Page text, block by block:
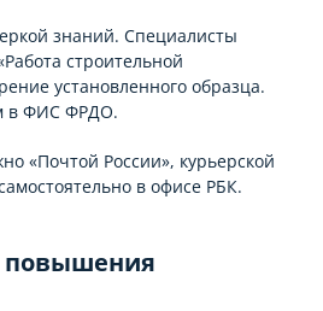
знаний. Специалисты
строительной
установленного образца.
в ФИС ФРДО.
«Почтой России», курьерской
в офисе РБК.
повышения